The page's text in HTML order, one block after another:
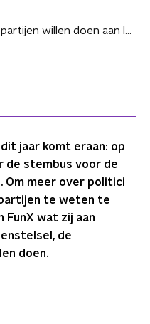
Politici over wat hun partijen willen doen aan leenstelsel, woningmarkt en racisme
jaar komt eraan: op
de stembus voor de
Om meer over politici
te weten te
FunX wat zij aan
de
doen.